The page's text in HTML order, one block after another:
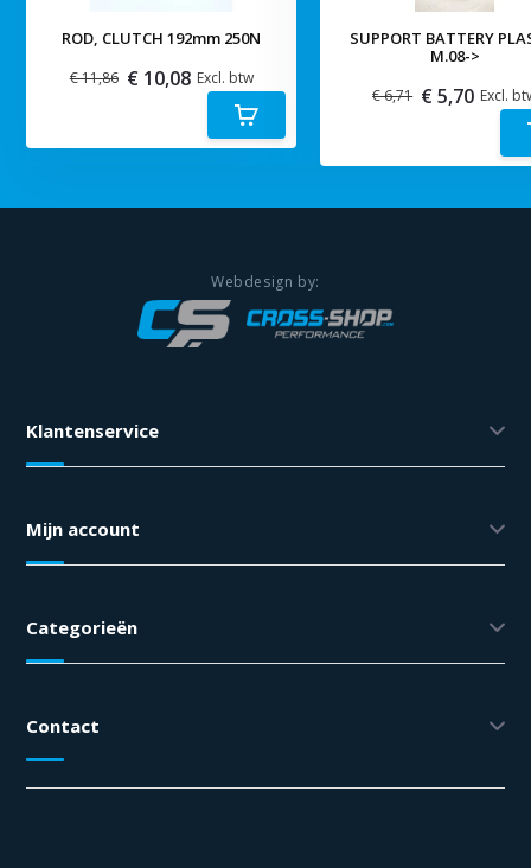
ROD, CLUTCH 192mm 250N
€ 11,86 € 10,08 Excl. btw
SUPPORT BATTERY
M.08->
€ 6,71 € 5,70 Excl.
Klantenservice
Mijn account
Categorieën
Contact